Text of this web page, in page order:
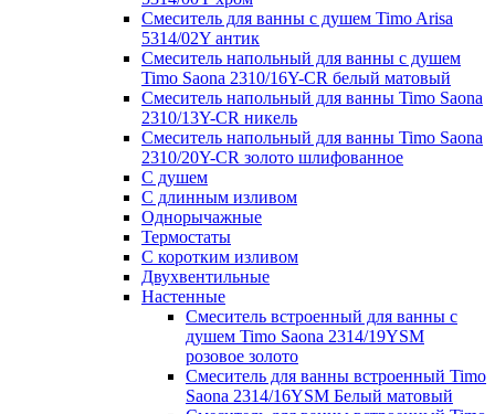
Смеситель для ванны с душем Timo Arisa
5314/02Y антик
Смеситель напольный для ванны с душем
Timo Saona 2310/16Y-CR белый матовый
Смеситель напольный для ванны Timo Saona
2310/13Y-CR никель
Смеситель напольный для ванны Timo Saona
2310/20Y-CR золото шлифованное
С душем
С длинным изливом
Однорычажные
Термостаты
С коротким изливом
Двухвентильные
Настенные
Смеситель встроенный для ванны с
душем Timo Saona 2314/19YSM
розовое золото
Смеситель для ванны встроенный Timo
Saona 2314/16YSM Белый матовый